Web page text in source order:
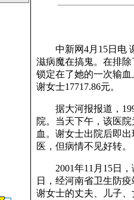
中新网4月15日电 谢
滋病魔在搞鬼。在排
锁定在了她的一次输
谢女士17717.86元。
据大河报报道，
院。当天下午，该医
血。谢女士出院后即
医，但病情不见好转。
2001年11月15日，
日，经河南省卫生防
谢女士的丈夫、儿子